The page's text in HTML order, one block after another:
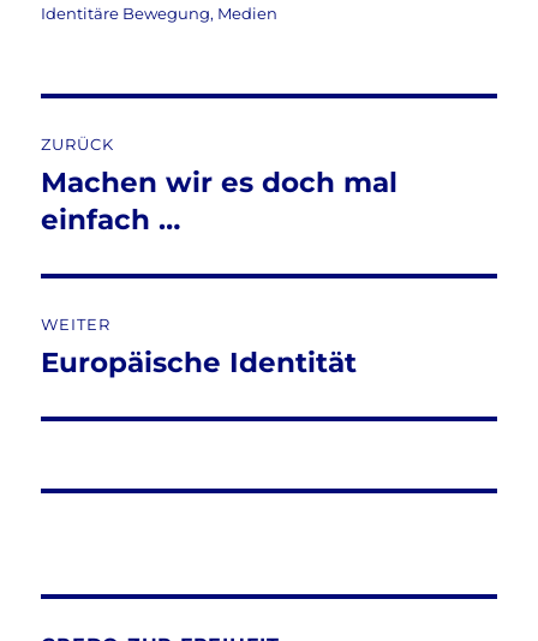
e
o
o
k
te l
n
am
Identitäre Bewegung, Medien
ZURÜCK
Vorheriger
Beitrag:
Machen wir es doch mal
einfach …
WEITER
Nächster
Europäische Identität